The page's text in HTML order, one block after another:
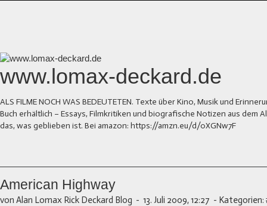
www.lomax-deckard.de
ALS FILME NOCH WAS BEDEUTETEN. Texte über Kino, Musik und
Buch erhältlich – Essays, Filmkritiken und biografische Notizen aus dem
das, was geblieben ist. Bei amazon: https://amzn.eu/d/0XGNw7F
American Highway
von Alan Lomax Rick Deckard Blog - 13. Juli 2009, 12:27 - Kategorien: